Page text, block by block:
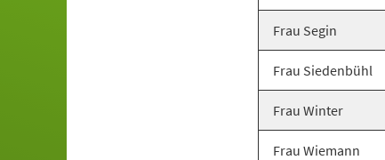
Frau Segin
Frau Siedenbühl
Frau Winter
Frau Wiemann